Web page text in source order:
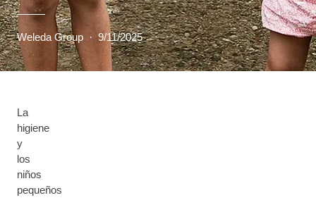
Weleda Group · 9/11/2025
La
higiene
y
los
niños
pequeños